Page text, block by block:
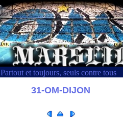
Partout et toujours, seuls contre tous
31-OM-DIJON